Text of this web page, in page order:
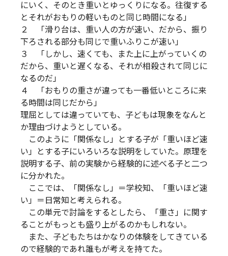
にいく、そのとき重いとゆっくりになる。往復する
とそれがおもりの軽いものと同じ時間になる」
２ 「滑り台は、重い人の方が速い、だから、振り
下ろされる部分も同じで重いふりこが速い」
３ 「しかし、速くても、また上に上がっていくの
だから、重いと遅くなる、それが相殺されて同じに
なるのだ」
４ 「おもりの重さが違っても一番低いところに来
る時間は同じだから」
理屈としては違っていても、子どもは現象をなんと
か理由づけようとしている。
このように「関係なし」とする子が「重いほど速
い」とする子にいろいろな説明をしていた。原理を
説明する子、前の実験から経験的に述べる子と二つ
に分かれた。
ここでは、「関係なし」＝学校知、「重いほど速
い」＝日常知と考えられる。
この単元で討論をするとしたら、「重さ」に関す
ることがもっとも盛り上がるのかもしれない。
また、子どもたちはかなりの体験をしてきている
ので経験的であれ誰もが考えを持てた。